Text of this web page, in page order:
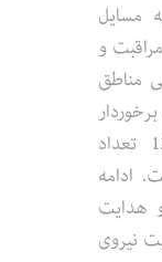
مسایل
و
مناطق
است. از دهه های 1335-1375 تعداد
ادامه
هدایت
نیروی